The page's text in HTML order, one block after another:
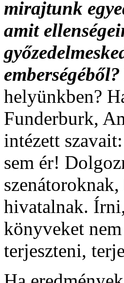
mirajtunk
amit
emberségéből?
helyünkben?
Funderburk,
intézett
sem ér!
hivatalnak.
könyveket
terjeszteni,